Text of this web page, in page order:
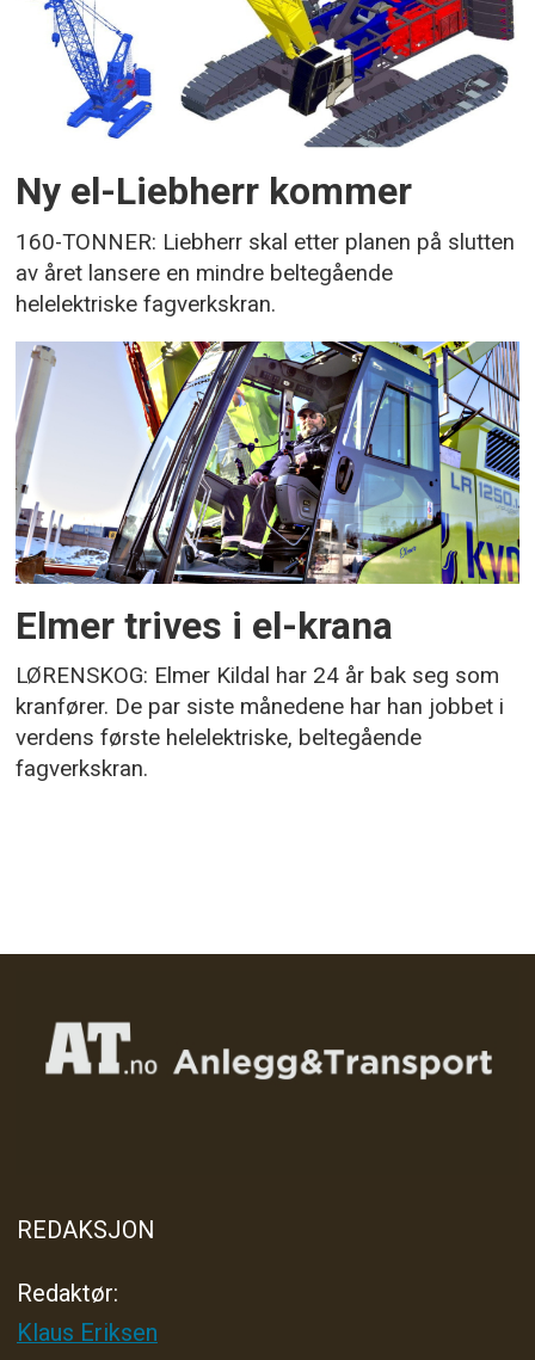
Ny el-Liebherr kommer
160-TONNER: Liebherr skal etter planen på slutten
av året lansere en mindre beltegående
helelektriske fagverkskran.
Elmer trives i el-krana
LØRENSKOG: Elmer Kildal har 24 år bak seg som
kranfører. De par siste månedene har han jobbet i
verdens første helelektriske, beltegående
fagverkskran.
REDAKSJON
Redaktør:
Klaus Eriksen